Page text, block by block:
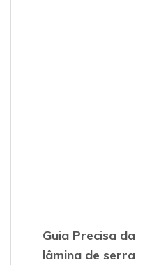
Guia Precisa da
lâmina de serra